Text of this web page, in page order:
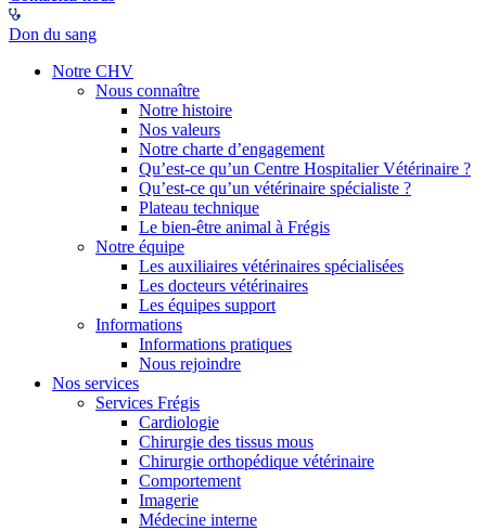
Don du sang
Notre CHV
Nous connaître
Notre histoire
Nos valeurs
Notre charte d’engagement
Qu’est-ce qu’un Centre Hospitalier Vétérinaire ?
Qu’est-ce qu’un vétérinaire spécialiste ?
Plateau technique
Le bien-être animal à Frégis
Notre équipe
Les auxiliaires vétérinaires spécialisées
Les docteurs vétérinaires
Les équipes support
Informations
Informations pratiques
Nous rejoindre
Nos services
Services Frégis
Cardiologie
Chirurgie des tissus mous
Chirurgie orthopédique vétérinaire
Comportement
Imagerie
Médecine interne